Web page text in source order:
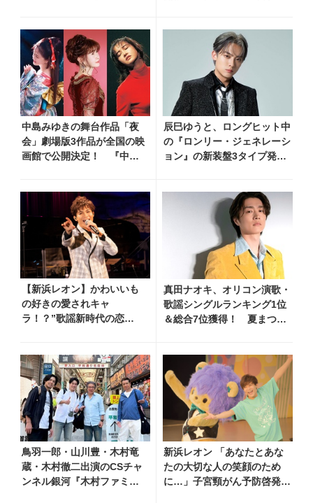
の幸せソング!!
中島みゆきの舞台作品「夜
会」劇場版3作品が全国の映
画館で公開決定！ 『中島
月より上映
辰巳ゆうと、ロングヒット中
の『ロンリー・ジェネレーシ
ョン』の新装盤3タイプ発売
【新浜レオン】かわいいも
の好きの愛されキャ
ラ！？”歌謡新時代の恋
真田ナオキ、オリコン演歌・
歌謡シングルランキング1位
＆総合7位獲得！ 夏まつり
鳥羽一郎・山川豊・木村竜
蔵・木村徹二出演のCSチャ
ンネル銀河『木村ファミリ
新浜レオン 「あなたとあな
たの大切な人の笑顔のため
に…」子宮頸がん予防啓発を